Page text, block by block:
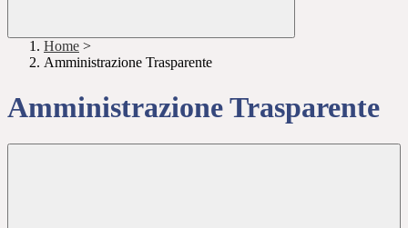
Home >
Amministrazione Trasparente
Amministrazione Trasparente